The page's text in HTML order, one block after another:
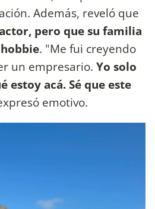
Además, reveló que
pero que su familia
. "Me fui creyendo
un empresario. Yo solo
estoy acá. Sé que este
emotivo.